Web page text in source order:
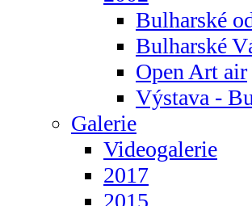
Bulharské
Bulharské
Open Art air
Výstava -
Galerie
Videogalerie
2017